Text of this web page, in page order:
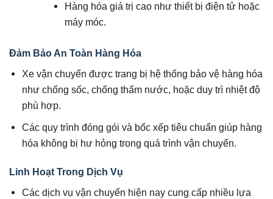
Hàng hóa giá trị cao như thiết bị điện tử hoặc
máy móc.
Đảm Bảo An Toàn Hàng Hóa
Xe vận chuyển được trang bị hệ thống bảo vệ hàng hóa
như chống sốc, chống thấm nước, hoặc duy trì nhiệt độ
phù hợp.
Các quy trình đóng gói và bốc xếp tiêu chuẩn giúp hàng
hóa không bị hư hỏng trong quá trình vận chuyển.
Linh Hoạt Trong Dịch Vụ
Các dịch vụ vận chuyển hiện nay cung cấp nhiều lựa